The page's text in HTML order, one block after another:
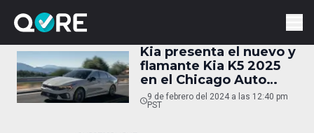
Kia presenta el nuevo y
flamante Kia K5 2025
en el Chicago Auto
Show
9 de febrero del 2024 a las 12:40 pm
PST